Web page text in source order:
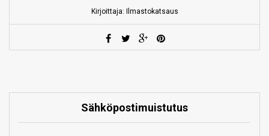
Kirjoittaja: Ilmastokatsaus
Sähköpostimuistutus